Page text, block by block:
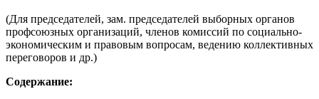
(Для председателей, зам. председателей выборных органов
профсоюзных организаций, членов комиссий по социально-
экономическим и правовым вопросам, ведению коллективных
переговоров и др.)
Содержание: